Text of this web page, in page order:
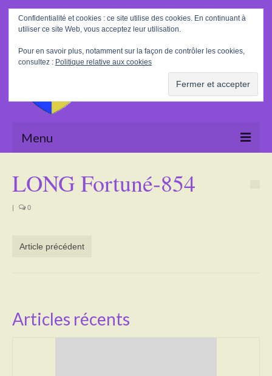
Rechercher
:
Menu
La Mairie
Tourisme
Poésie
LONG Fortuné-854
| 0
Article précédent
Articles récents
Confidentialité et cookies : ce site utilise des cookies. En continuant à
utiliser ce site Web, vous acceptez leur utilisation.
Pour en savoir plus, notamment sur la façon de contrôler les cookies,
consultez : Politique relative aux cookies